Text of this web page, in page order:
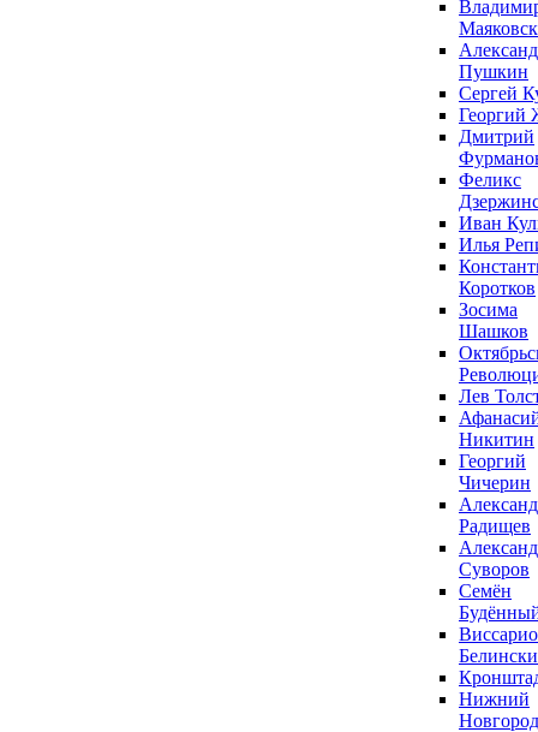
Пушкин
Сергей
Георгий
Дмитрий
Феликс
Иван
Илья
Коротков
Зосима
Шашков
Лев
Никитин
Георгий
Чичерин
Радищев
Суворов
Семён
Нижний
Новгород